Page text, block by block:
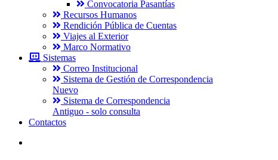
Convocatoria Pasantías
Recursos Humanos
Rendición Pública de Cuentas
Viajes al Exterior
Marco Normativo
Sistemas
Correo Institucional
Sistema de Gestión de Correspondencia
Nuevo
Sistema de Correspondencia
Antiguo - solo consulta
Contactos